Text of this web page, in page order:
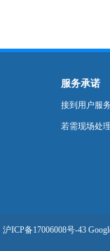
服务承诺
接到用户服
若需现场处
沪ICP备17006008号-43